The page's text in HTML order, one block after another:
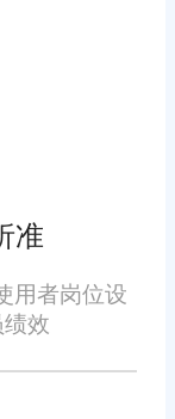
利能
组成
根据需
销售
表等。
准
用者岗位设
效